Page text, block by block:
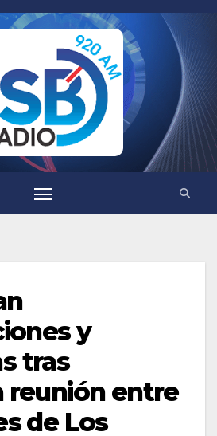
y
tras
reunión entre
de Los